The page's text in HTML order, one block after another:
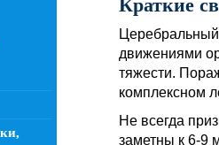
Краткие
движениями
тяжести.
комплексном
Не всегда
заметны к 6-9